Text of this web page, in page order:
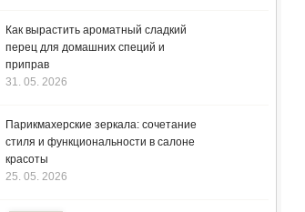
Как вырастить ароматный сладкий
перец для домашних специй и
приправ
31. 05. 2026
Парикмахерские зеркала: сочетание
стиля и функциональности в салоне
красоты
25. 05. 2026